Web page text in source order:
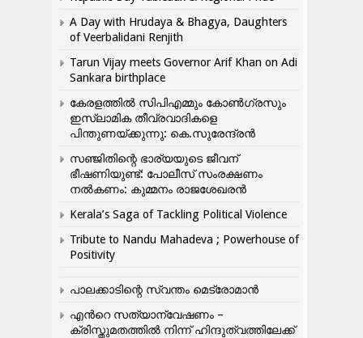
A Day with Hrudaya & Bhagya, Daughters
of Veerbalidani Renjith
Tarun Vijay meets Governor Arif Khan on Adi
Sankara birthplace
കേരളത്തിൽ സിപിഎമ്മും കോൺ​ഗ്രസും
ഇസ്ലാമിക തീവ്രവാദികളെ
പിന്തുണയ്ക്കുന്നു: കെ.സുരേന്ദ്രൻ
സഞ്ജിതിന്റെ ഭാര്യയുടെ ജീവന്
ഭീഷണിയുണ്ട്: പോലീസ് സംരക്ഷണം
നൽകണം: കുമ്മനം രാജശേഖരൻ
Kerala’s Saga of Tackling Political Violence
Tribute to Nandu Mahadeva ; Powerhouse of
Positivity
പാലക്കാടിന്റെ സ്വന്തം മെട്രോമാൻ
എന്‍റെ സത്യാന്വേഷണം –
ക്രിസ്തുമതത്തില്‍ നിന്ന് ഹിന്ദുത്വത്തിലേക്ക്